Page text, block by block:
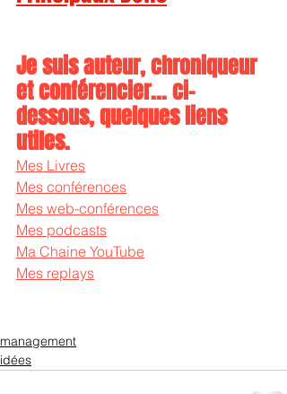
Je suis auteur, chroniqueur
et conférencier... ci-
dessous, quelques liens
utiles.
Mes Livres
Mes conférences
Mes web-conférences
Mes podcasts
Ma Chaine YouTube
Mes replays
management
idées